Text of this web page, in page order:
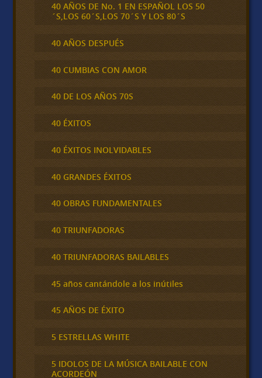
40 AÑOS DE No. 1 EN ESPAÑOL LOS 50
´S,LOS 60´S,LOS 70´S Y LOS 80´S
40 AÑOS DESPUÉS
40 CUMBIAS CON AMOR
40 DE LOS AÑOS 70S
40 ÉXITOS
40 ÉXITOS INOLVIDABLES
40 GRANDES ÉXITOS
40 OBRAS FUNDAMENTALES
40 TRIUNFADORAS
40 TRIUNFADORAS BAILABLES
45 años cantándole a los inútiles
45 AÑOS DE ÉXITO
5 ESTRELLAS WHITE
5 IDOLOS DE LA MÚSICA BAILABLE CON
ACORDEÓN